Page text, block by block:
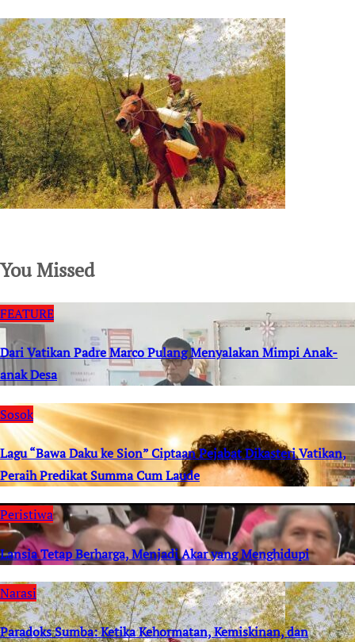
You Missed
FEATURE
Dari Vatikan Padre Marco Pulang Menyalakan Mimpi Anak-
anak Desa
Sosok
Lagu “Bawa Daku ke Sion” Ciptaan Pejabat Dikasteri Vatikan,
Peraih Predikat Summa Cum Laude
Peristiwa
Lansia Tetap Berharga, Menjadi Akar yang Menghidupi
Narasi
Paradoks Sumba: Ketika Kehormatan, Kemiskinan, dan